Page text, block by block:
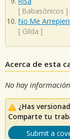
[ Babasónicos ]
No Me
[ Gilda ]
Acerca de esta
No hay
¿Has
Comparte tu
Submit a